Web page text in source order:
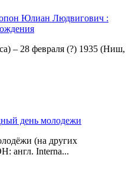
Юлиан Людвигович :
– 28 февраля (?) 1935 (Ниш,
день молодежи
(на других
англ. Interna...